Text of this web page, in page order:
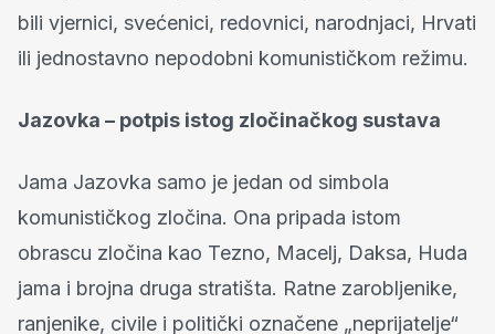
bili vjernici, svećenici, redovnici, narodnjaci, Hrvati
ili jednostavno nepodobni komunističkom režimu.
Jazovka – potpis istog zločinačkog sustava
Jama Jazovka samo je jedan od simbola
komunističkog zločina. Ona pripada istom
obrascu zločina kao Tezno, Macelj, Daksa, Huda
jama i brojna druga stratišta. Ratne zarobljenike,
ranjenike, civile i politički označene „neprijatelje“